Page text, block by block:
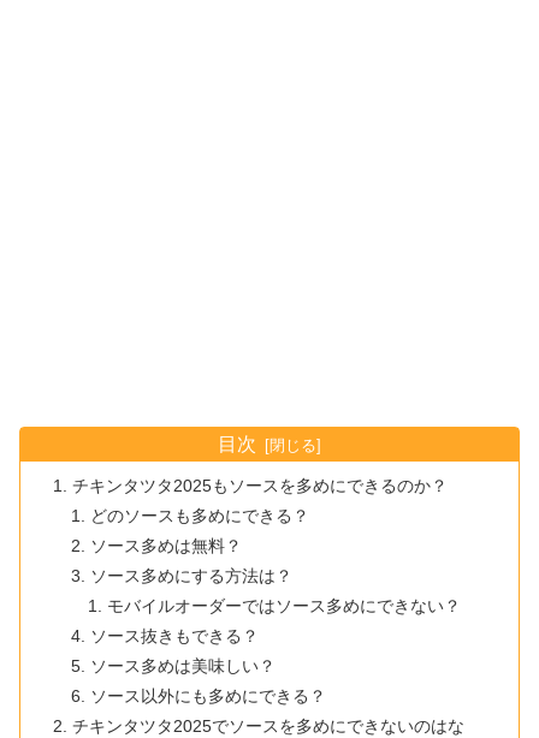
目次
チキンタツタ2025もソースを多めにできるのか？
どのソースも多めにできる？
ソース多めは無料？
ソース多めにする方法は？
モバイルオーダーではソース多めにできない？
ソース抜きもできる？
ソース多めは美味しい？
ソース以外にも多めにできる？
チキンタツタ2025でソースを多めにできないのはな